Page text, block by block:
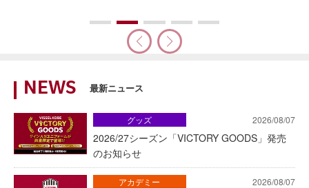
NEWS 最新ニュース
2026/08/07
2026/27シーズン「VICTORY GOODS」発売
のお知らせ
グッズ
2026/08/07
アカデミー